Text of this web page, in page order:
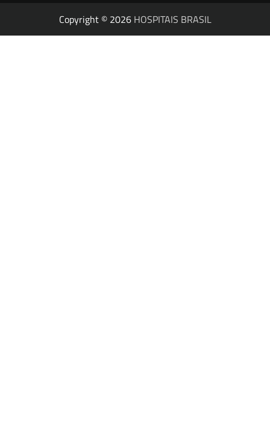
Copyright © 2026 HOSPITAIS BRASIL